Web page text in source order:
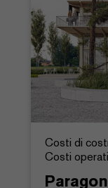
Costi di
Costi